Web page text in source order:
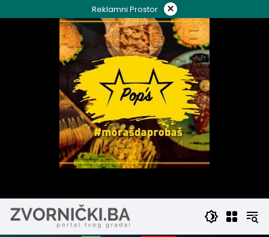
to
Reklamni Prostor ×